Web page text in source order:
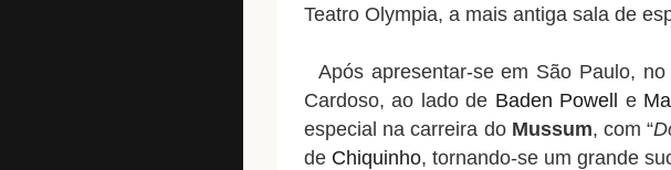
Teatro Olympia, a mais antiga sala de
Após apresentar-se em São Paulo,
Cardoso, ao lado de Baden Powell e
especial na carreira do Mussum, com “
de Chiquinho, tornando-se um grande